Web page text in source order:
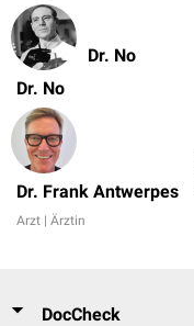
Dr. No
Dr. No
Dr. Frank Antwerpes
Arzt | Ärztin
DocCheck